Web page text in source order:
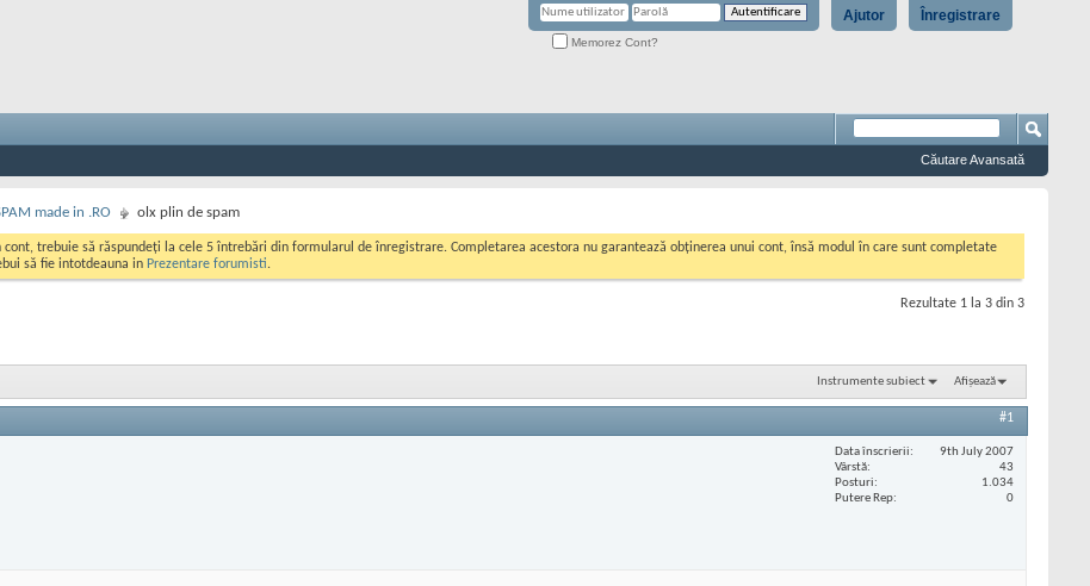
Înregistrare
Ajutor
Memorez Cont?
Căutare Avansată
made in .RO olx plin de spam
cont, trebuie să răspundeți la cele 5 întrebări din formularul de înregistrare. Completarea acestora nu garantează obținerea unui cont, însă modul în care sunt completate
să fie intotdeauna in Prezentare forumisti.
Rezultate 1 la 3 din 3
Instrumente subiect Afișează
#1
Data înscrierii
9th July 2007
Vârstă
43
Posturi
1.034
Putere Rep
0